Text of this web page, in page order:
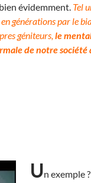
évidemment. Tel
générations par le
géniteurs, le
de notre société
Un exemple